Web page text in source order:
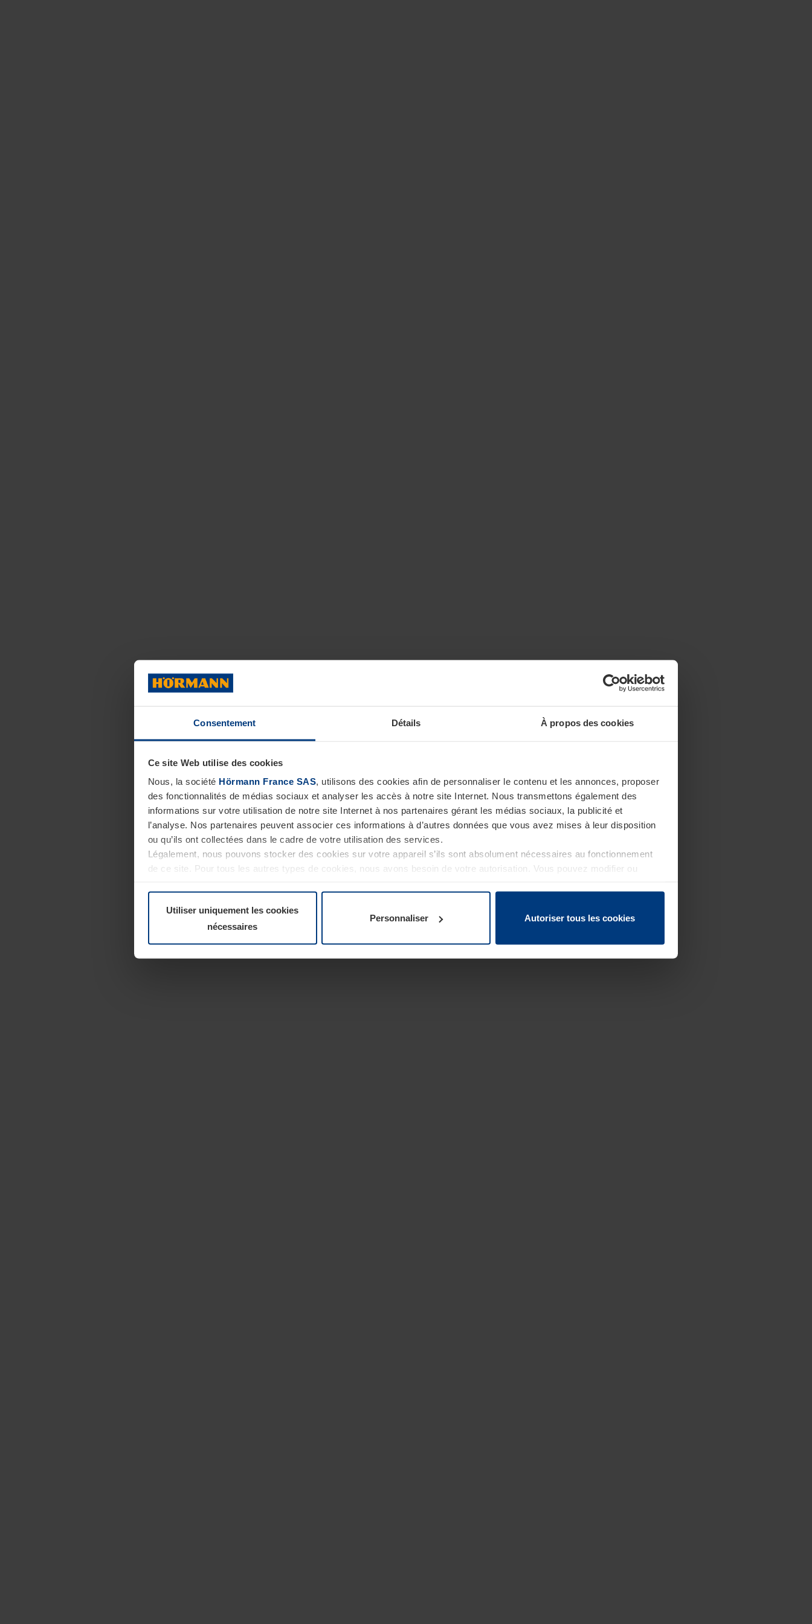
Consentement Détails À propos des cookies
Ce site Web utilise des cookies
Nous, la société Hörmann France SAS, utilisons des cookies afin de personnaliser le contenu et les annonces, proposer
des fonctionnalités de médias sociaux et analyser les accès à notre site Internet. Nous transmettons également des
informations sur votre utilisation de notre site Internet à nos partenaires gérant les médias sociaux, la publicité et
l’analyse. Nos partenaires peuvent associer ces informations à d’autres données que vous avez mises à leur disposition
ou qu’ils ont collectées dans le cadre de votre utilisation des services.
Légalement, nous pouvons stocker des cookies sur votre appareil s’ils sont absolument nécessaires au fonctionnement
de ce site. Pour tous les autres types de cookies, nous avons besoin de votre autorisation. Vous pouvez modifier ou
Utiliser uniquement les cookies
nécessaires
Personnaliser Autoriser tous les cookies